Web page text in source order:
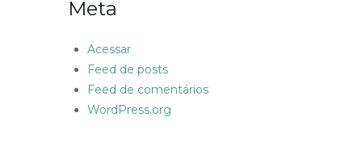
Meta
Acessar
Feed de posts
Feed de comentários
WordPress.org